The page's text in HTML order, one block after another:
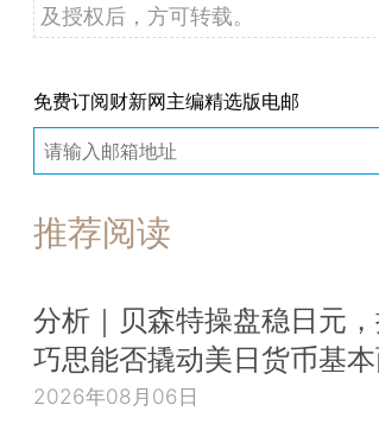
及授权后，方可转载。
免费订阅财新网主编精选版电邮
推荐阅读
分析｜贝森特操盘稳日元
巧思能否撬动美日货币基
2026年08月06日